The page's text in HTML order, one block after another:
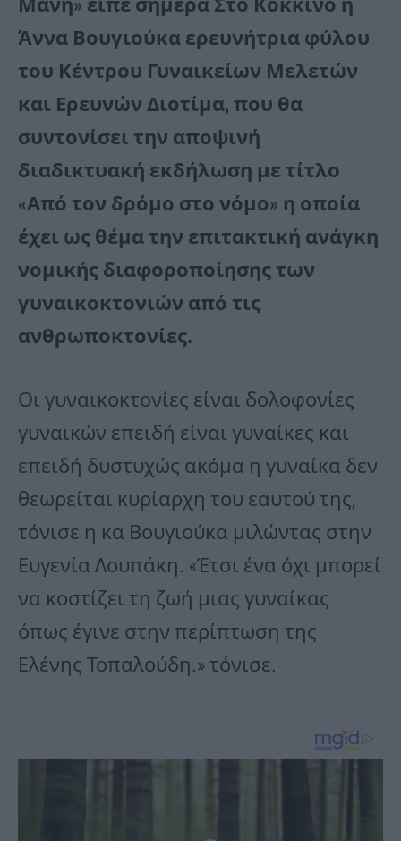
Μάνη» είπε σήμερα Στο Κόκκινο η
Άννα Βουγιούκα ερευνήτρια φύλου
του Κέντρου Γυναικείων Μελετών
και Ερευνών Διοτίμα, που θα
συντονίσει την αποψινή
διαδικτυακή εκδήλωση με τίτλο
«Από τον δρόμο στο νόμο» η οποία
έχει ως θέμα την επιτακτική ανάγκη
νομικής διαφοροποίησης των
γυναικοκτονιών από τις
ανθρωποκτονίες.
Οι γυναικοκτονίες είναι δολοφονίες
γυναικών επειδή είναι γυναίκες και
επειδή δυστυχώς ακόμα η γυναίκα δεν
θεωρείται κυρίαρχη του εαυτού της,
τόνισε η κα Βουγιούκα μιλώντας στην
Ευγενία Λουπάκη. «Έτσι ένα όχι μπορεί
να κοστίζει τη ζωή μιας γυναίκας
όπως έγινε στην περίπτωση της
Ελένης Τοπαλούδη.» τόνισε.